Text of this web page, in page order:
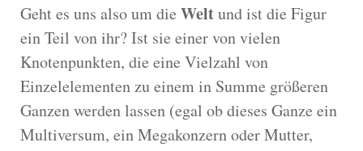
Geht es uns also um die Weltund ist die Figur
ein Teil von ihr? Ist sie einer von vielen
Knotenpunkten, die eine Vielzahl von
Einzelelementen zu einem in Summe größeren
Ganzen werden lassen (egal ob dieses Ganze ein
Multiversum, ein Megakonzern oder Mutter,